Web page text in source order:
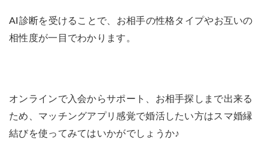
AI診断を受けることで、お相手の性格タイプやお互いの
相性度が一目でわかります。
オンラインで入会からサポート、お相手探しまで出来る
ため、マッチングアプリ感覚で婚活したい方はスマ婚縁
結びを使ってみてはいかがでしょうか♪